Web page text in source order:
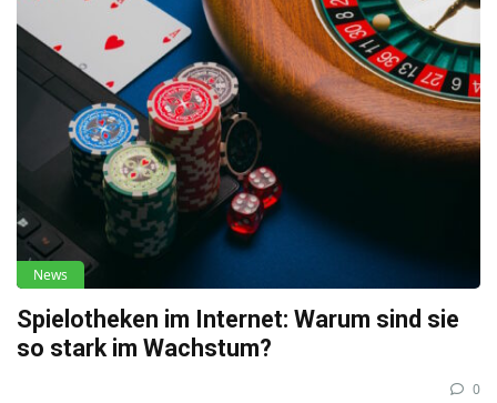
News
Spielotheken im Internet: Warum sind sie
so stark im Wachstum?
0